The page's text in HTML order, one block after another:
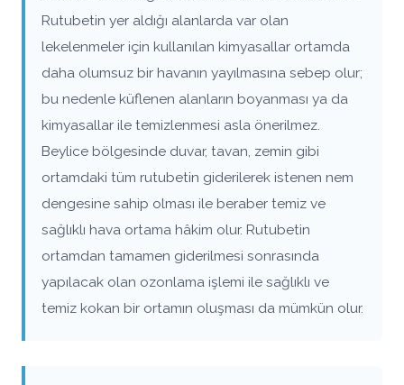
Rutubetin yer aldığı alanlarda var olan
lekelenmeler için kullanılan kimyasallar ortamda
daha olumsuz bir havanın yayılmasına sebep olur;
bu nedenle küflenen alanların boyanması ya da
kimyasallar ile temizlenmesi asla önerilmez.
Beylice bölgesinde duvar, tavan, zemin gibi
ortamdaki tüm rutubetin giderilerek istenen nem
dengesine sahip olması ile beraber temiz ve
sağlıklı hava ortama hâkim olur. Rutubetin
ortamdan tamamen giderilmesi sonrasında
yapılacak olan ozonlama işlemi ile sağlıklı ve
temiz kokan bir ortamın oluşması da mümkün olur.